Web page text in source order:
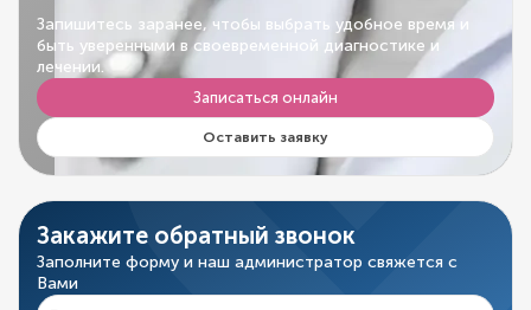
Запишитесь заранее, чтобы выбрать удобное время и
быть уверенными в своевременной диагностике и
лечении.
Записаться онлайн
Оставить заявку
Закажите обратный звонок
Заполните форму и наш администратор свяжется с
Вами